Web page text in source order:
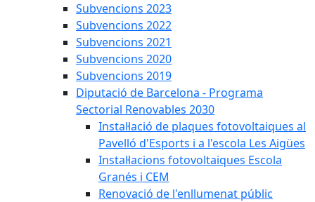
Subvencions 2023
Subvencions 2022
Subvencions 2021
Subvencions 2020
Subvencions 2019
Diputació de Barcelona - Programa
Sectorial Renovables 2030
Instal·lació de plaques fotovoltaiques al
Pavelló d'Esports i a l'escola Les Aigües
Instal·lacions fotovoltaiques Escola
Granés i CEM
Renovació de l'enllumenat públic